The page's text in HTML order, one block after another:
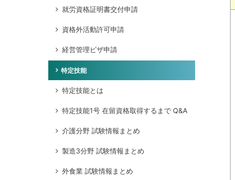
就労資格証明書交付申請
資格外活動許可申請
経営管理ビザ申請
特定技能
特定技能とは
特定技能1号 在留資格取得するまで Q&A
介護分野 試験情報まとめ
製造3分野 試験情報まとめ
外食業 試験情報まとめ